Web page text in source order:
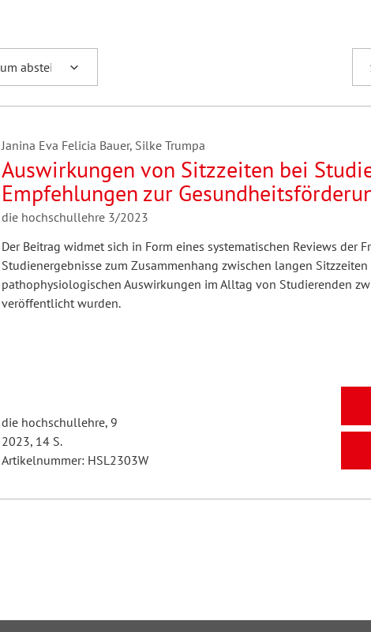
Janina Eva Felicia Bauer, Silke Trumpa
Auswirkungen von Sitzzeiten bei
Empfehlungen zur
Hochschule
die hochschullehre 3/2023
Der Beitrag widmet sich in Form eines systematischen Reviews der
Studienergebnisse zum Zusammenhang zwischen langen Sitzzeiten
pathophysiologischen Auswirkungen im Alltag von Studierenden
veröffentlicht wurden.
die hochschullehre, 9
2023, 14 S.
Artikelnummer: HSL2303W